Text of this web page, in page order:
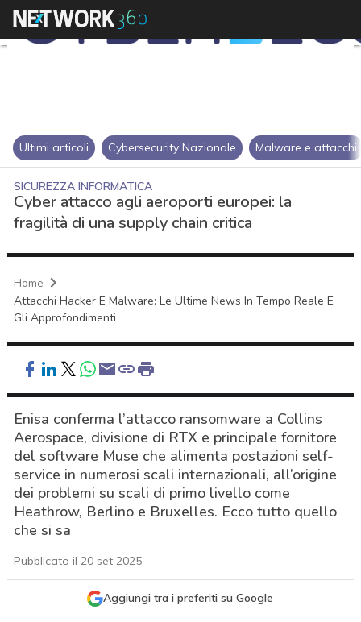
Ultimi articoli Cybersecurity Nazionale Malware e attacchi
SICUREZZA INFORMATICA
Cyber attacco agli aeroporti europei: la
fragilità di una supply chain critica
Home
Attacchi Hacker E Malware: Le Ultime News In Tempo Reale E
Gli Approfondimenti
Enisa conferma l’attacco ransomware a Collins
Aerospace, divisione di RTX e principale fornitore
del software Muse che alimenta postazioni self-
service in numerosi scali internazionali, all’origine
dei problemi su scali di primo livello come
Heathrow, Berlino e Bruxelles. Ecco tutto quello
che si sa
Pubblicato il 20 set 2025
Aggiungi tra i preferiti su Google